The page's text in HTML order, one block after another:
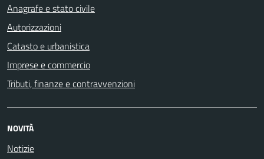
Anagrafe e stato civile
Autorizzazioni
Catasto e urbanistica
Imprese e commercio
Tributi, finanze e contravvenzioni
NOVITÀ
Notizie